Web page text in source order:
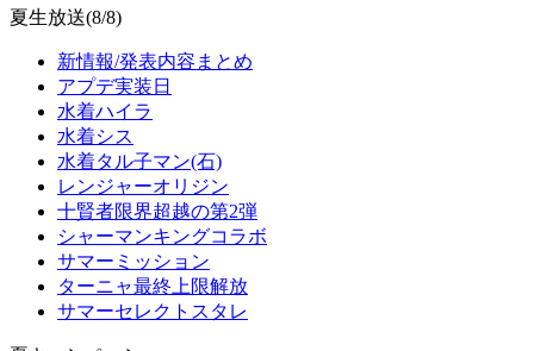
夏生放送(8/8)
新情報/発表内容まとめ
アプデ実装日
水着ハイラ
水着シス
水着タル子マン(石)
レンジャーオリジン
十賢者限界超越の第2弾
シャーマンキングコラボ
サマーミッション
ターニャ最終上限解放
サマーセレクトスタレ